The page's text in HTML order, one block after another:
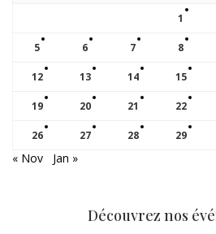
1
5 6 7 8
12 13 14 15
19 20 21 22
26 27 28 29
« Nov Jan »
Découvrez nos